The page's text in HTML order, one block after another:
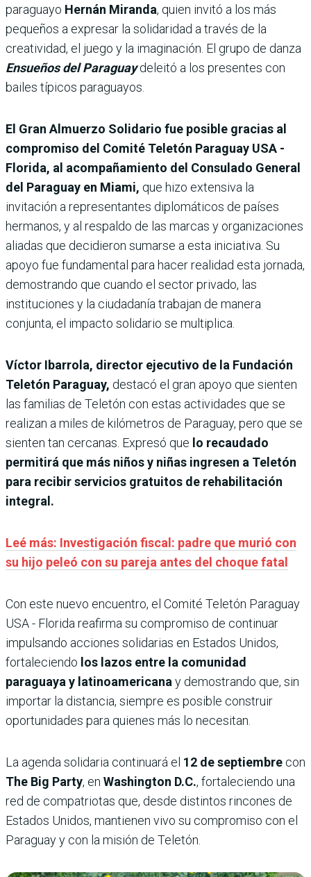
paraguayo Hernán Miranda, quien invitó a los más
pequeños a expresar la solidaridad a través de la
creatividad, el juego y la imaginación. El grupo de danza
Ensueños del Paraguaydeleitó a los presentes con
bailes típicos paraguayos.
El Gran Almuerzo Solidario fue posible gracias al
compromiso del Comité Teletón Paraguay USA -
Florida, al acompañamiento del Consulado General
del Paraguay en Miami, que hizo extensiva la
invitación a representantes diplomáticos de países
hermanos, y al respaldo de las marcas y organizaciones
aliadas que decidieron sumarse a esta iniciativa. Su
apoyo fue fundamental para hacer realidad esta jornada,
demostrando que cuando el sector privado, las
instituciones y la ciudadanía trabajan de manera
conjunta, el impacto solidario se multiplica.
Víctor Ibarrola, director ejecutivo de la Fundación
Teletón Paraguay, destacó el gran apoyo que sienten
las familias de Teletón con estas actividades que se
realizan a miles de kilómetros de Paraguay, pero que se
sienten tan cercanas. Expresó que lo recaudado
permitirá que más niños y niñas ingresen a Teletón
para recibir servicios gratuitos de rehabilitación
integral.
Leé más: Investigación fiscal: padre que murió con
su hijo peleó con su pareja antes del choque fatal
Con este nuevo encuentro, el Comité Teletón Paraguay
USA - Florida reafirma su compromiso de continuar
impulsando acciones solidarias en Estados Unidos,
fortaleciendo los lazos entre la comunidad
paraguaya y latinoamericanay demostrando que, sin
importar la distancia, siempre es posible construir
oportunidades para quienes más lo necesitan.
La agenda solidaria continuará el 12 de septiembre con
The Big Party, en Washington D.C., fortaleciendo una
red de compatriotas que, desde distintos rincones de
Estados Unidos, mantienen vivo su compromiso con el
Paraguay y con la misión de Teletón.